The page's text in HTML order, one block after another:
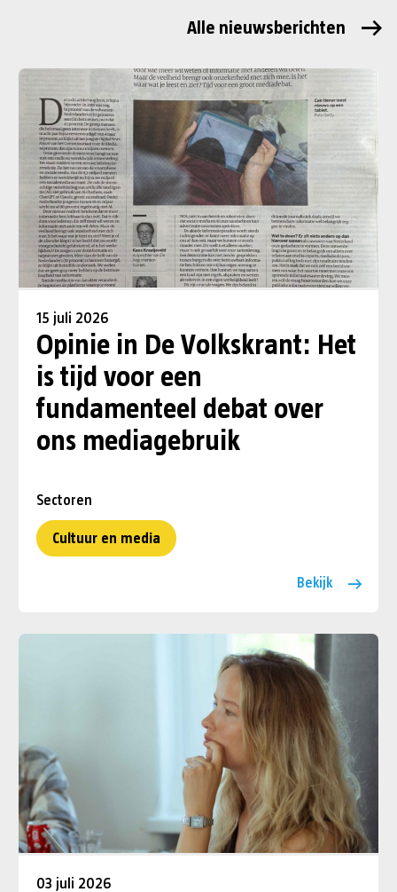
Alle nieuwsberichten
15 juli 2026
Opinie in De Volkskrant: Het
is tijd voor een
fundamenteel debat over
ons mediagebruik
Sectoren
Cultuur en media
Bekijk
03 juli 2026